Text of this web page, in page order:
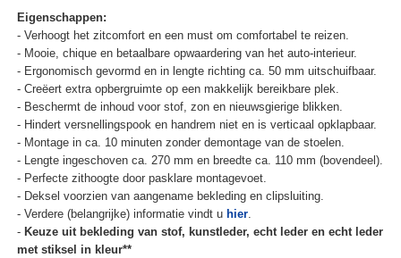
Eigenschappen:
- Verhoogt het zitcomfort en een must om comfortabel te reizen.
- Mooie, chique en betaalbare opwaardering van het auto-interieur.
- Ergonomisch gevormd en in lengte richting ca. 50 mm uitschuifbaar.
- Creëert extra opbergruimte op een makkelijk bereikbare plek.
- Beschermt de inhoud voor stof, zon en nieuwsgierige blikken.
- Hindert versnellingspook en handrem niet en is verticaal opklapbaar.
- Montage in ca. 10 minuten zonder demontage van de stoelen.
- Lengte ingeschoven ca. 270 mm en breedte ca. 110 mm (bovendeel).
- Perfecte zithoogte door pasklare montagevoet.
- Deksel voorzien van aangename bekleding en clipsluiting.
- Verdere (belangrijke) informatie vindt u hier.
- Keuze uit bekleding van stof, kunstleder, echt leder en echt leder
met stiksel in kleur**